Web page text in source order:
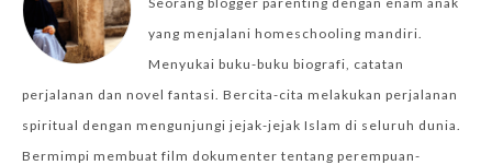
yang menjalani homeschooling mandiri.
Menyukai buku-buku biografi, catatan
perjalanan dan novel fantasi. Bercita-cita melakukan perjalanan
spiritual dengan mengunjungi jejak-jejak Islam di seluruh dunia.
Bermimpi membuat film dokumenter tentang perempuan-